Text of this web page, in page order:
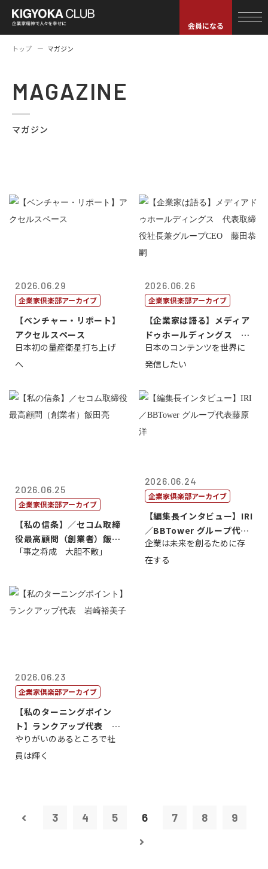
会員になる
トップ マガジン
MAGAZINE
マガジン
2026.06.29
企業家倶楽部アーカイブ
【ベンチャー・リポート】
アクセルスペース
日本初の量産衛星打ち上げ
へ
2026.06.26
企業家倶楽部アーカイブ
【企業家は語る】メディア
ドゥホールディングス 代
表取締役社長...
日本のコンテンツを世界に
発信したい
2026.06.25
企業家倶楽部アーカイブ
【私の信条】／セコム取締
役最高顧問（創業者）飯田
亮
「事之将成 大胆不敵」
2026.06.24
企業家倶楽部アーカイブ
【編集長インタビュー】IRI
／BBTower グループ代表
藤...
企業は未来を創るために存
在する
2026.06.23
企業家倶楽部アーカイブ
【私のターニングポイン
ト】ランクアップ代表 岩
崎裕美子
やりがいのあるところで社
員は輝く
3 4 5 6 7 8 9